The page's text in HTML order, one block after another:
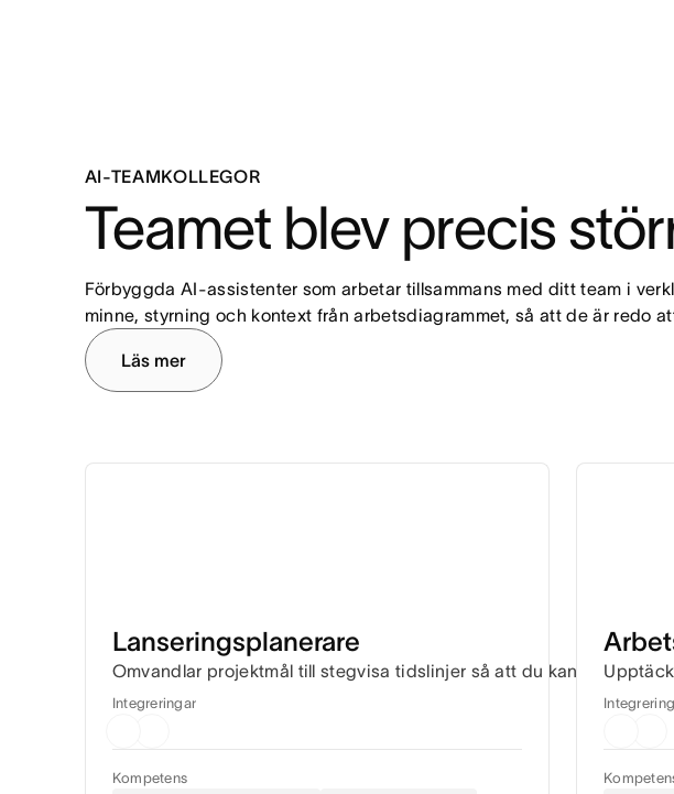
AI-TEAMKOLLEGOR
Teamet blev precis
Förbyggda AI-assistenter som arbetar tillsammans med ditt team i
minne, styrning och kontext från arbetsdiagrammet, så att de är redo
Läs mer
Lanseringsplanerare
Omvandlar projektmål till stegvisa tidslinjer så att du kan nå varje
Kompetens
Integreringar